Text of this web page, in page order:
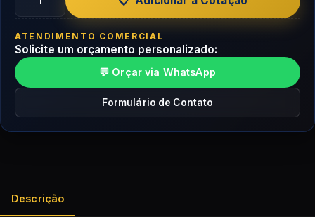
ATENDIMENTO COMERCIAL
Solicite um orçamento personalizado:
💬 Orçar via WhatsApp
Formulário de Contato
Descrição